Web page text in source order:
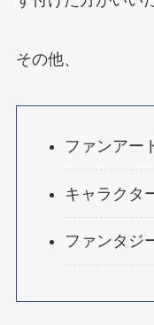
その他、
ファンアー
キャラクタ
ファンタジ